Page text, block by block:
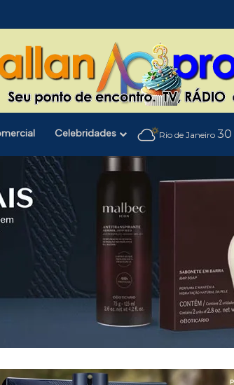
Celebridades Rio de Janeiro 30